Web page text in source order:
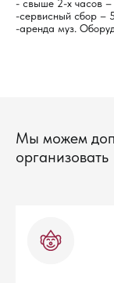
- свыше 2-х часов –
-сервисный сбор –
-аренда муз.
Мы можем
организовать